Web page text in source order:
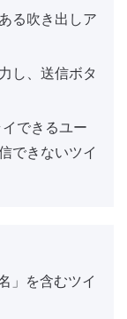
る吹き出しア
し、送信ボタ
できるユー
できないツイ
」を含むツイ